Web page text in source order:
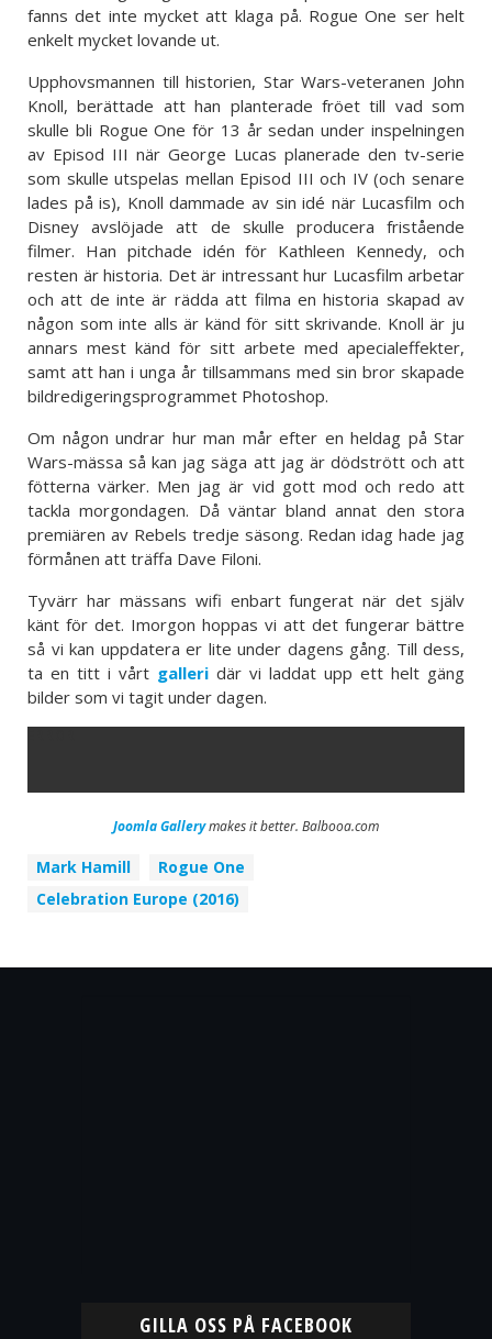
fanns det inte mycket att klaga på. Rogue One ser helt
enkelt mycket lovande ut.
Upphovsmannen till historien, Star Wars-veteranen John
Knoll, berättade att han planterade fröet till vad som
skulle bli Rogue One för 13 år sedan under inspelningen
av Episod III när George Lucas planerade den tv-serie
som skulle utspelas mellan Episod III och IV (och senare
lades på is), Knoll dammade av sin idé när Lucasfilm och
Disney avslöjade att de skulle producera fristående
filmer. Han pitchade idén för Kathleen Kennedy, och
resten är historia. Det är intressant hur Lucasfilm arbetar
och att de inte är rädda att filma en historia skapad av
någon som inte alls är känd för sitt skrivande. Knoll är ju
annars mest känd för sitt arbete med apecialeffekter,
samt att han i unga år tillsammans med sin bror skapade
bildredigeringsprogrammet Photoshop.
Om någon undrar hur man mår efter en heldag på Star
Wars-mässa så kan jag säga att jag är dödstrött och att
fötterna värker. Men jag är vid gott mod och redo att
tackla morgondagen. Då väntar bland annat den stora
premiären av Rebels tredje säsong. Redan idag hade jag
förmånen att träffa Dave Filoni.
Tyvärr har mässans wifi enbart fungerat när det själv
känt för det. Imorgon hoppas vi att det fungerar bättre
så vi kan uppdatera er lite under dagens gång. Till dess,
ta en titt i vårt galleri där vi laddat upp ett helt gäng
bilder som vi tagit under dagen.
Joomla Gallerymakes it better. Balbooa.com
Mark Hamill
Rogue One
Celebration Europe (2016)
GILLA OSS PÅ FACEBOOK